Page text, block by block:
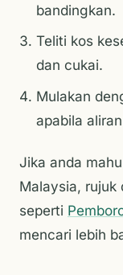
bandingkan.
Teliti kos
dan cukai.
Mulakan
apabila
Jika anda
Malaysia, rujuk
seperti
mencari lebih